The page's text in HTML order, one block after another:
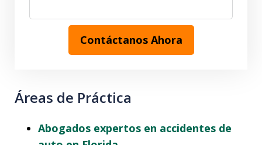
Contáctanos Ahora
Áreas de Práctica
Abogados expertos en accidentes de